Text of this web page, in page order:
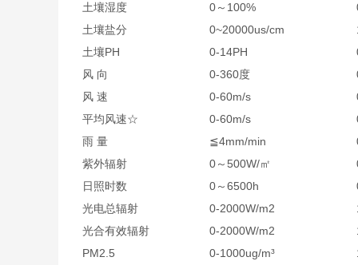
土壤湿度
0～100%
土壤盐分
0~20000us/cm
土壤PH
0-14PH
风 向
0-360度
风 速
0-60m/s
平均风速☆
0-60m/s
雨 量
≦4mm/min
紫外辐射
0～500W/㎡
日照时数
0～6500h
光电总辐射
0-2000W/m2
光合有效辐射
0-2000W/m2
PM2.5
0-1000ug/m³